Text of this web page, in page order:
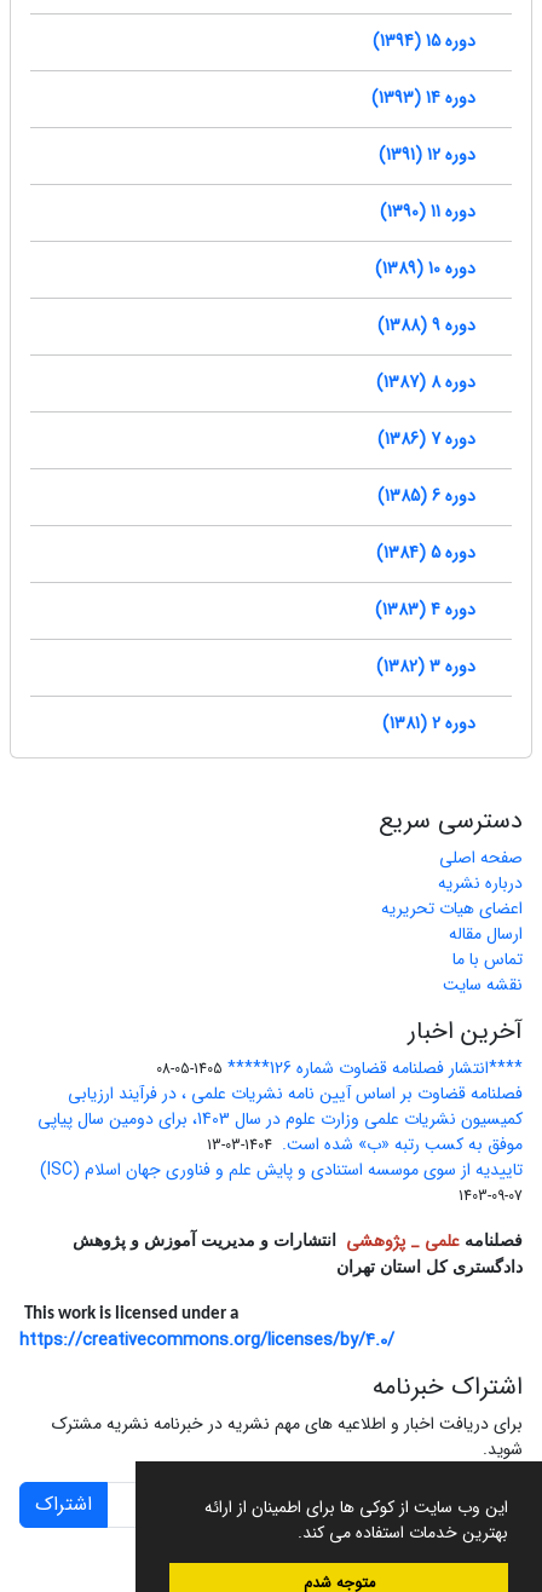
این وب سایت از کوکی ها برای اطمینان از ارائه
بهترین خدمات استفاده می کند.
متوجه شدم
دوره 15 (1394)
دوره 14 (1393)
دوره 12 (1391)
دوره 11 (1390)
دوره 10 (1389)
دوره 9 (1388)
دوره 8 (1387)
دوره 7 (1386)
دوره 6 (1385)
دوره 5 (1384)
دوره 4 (1383)
دوره 3 (1382)
دوره 2 (1381)
دسترسی سریع
صفحه اصلی
درباره نشریه
اعضای هیات تحریریه
ارسال مقاله
تماس با ما
نقشه سایت
آخرین اخبار
****انتشار فصلنامه قضاوت شماره 126***** 1405-05-08
فصلنامه قضاوت بر اساس آیین نامه نشریات علمی ، در فرآیند ارزیابی
کمیسیون نشریات علمی وزارت علوم در سال 1403، برای دومین سال پیاپی
موفق به کسب رتبه «ب» شده است. 1404-03-13
تاییدیه از سوی موسسه استنادی و پایش علم و فناوری جهان اسلام (ISC)
1403-09-07
فصلنامه علمی _ پژوهشی
انتشارات و مدیریت آموزش و پژوهش
دادگستری کل استان تهران
This work is licensed under a
https://creativecommons.org/licenses/by/4.0/
اشتراک خبرنامه
برای دریافت اخبار و اطلاعیه های مهم نشریه در خبرنامه نشریه مشترک
شوید.
اشتراک